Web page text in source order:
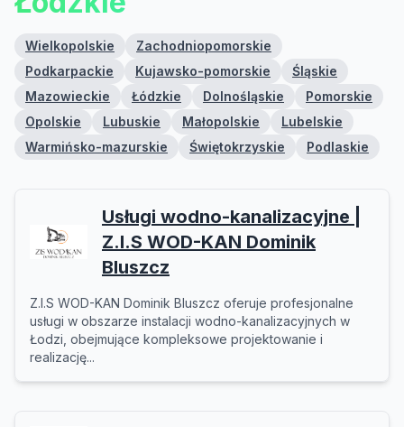
Wielkopolskie
Zachodniopomorskie
Podkarpackie
Kujawsko-pomorskie
Śląskie
Mazowieckie
Łódzkie Dolnośląskie
Pomorskie
Opolskie
Lubuskie Małopolskie
Lubelskie
Warmińsko-mazurskie
Świętokrzyskie Podlaskie
Usługi wodno-kanalizacyjne |
Z.I.S WOD-KAN Dominik
Bluszcz
Z.I.S WOD-KAN Dominik Bluszcz oferuje profesjonalne
usługi w obszarze instalacji wodno-kanalizacyjnych w
Łodzi, obejmujące kompleksowe projektowanie i
realizację...